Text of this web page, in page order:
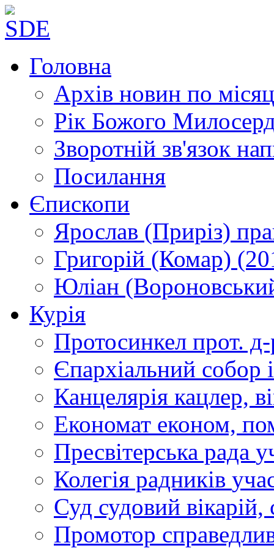
Головна
Архів новин по
Рік Божого
Зворотній зв'язок
Посилання
Єпископи
Ярослав (Приріз)
Григорій (Комар)
Юліан
Курія
Протосинкел прот.
Єпархіальний собор
Канцелярія кацлер,
Економат економ,
Пресвітерська рада
Колегія радників
Суд судовий вікарій,
Промотор